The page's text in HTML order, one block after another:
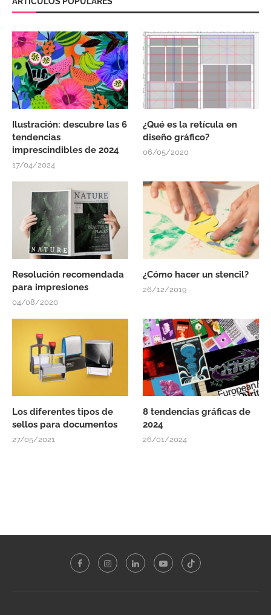
Ilustración: descubre las 6
tendencias
imprescindibles de 2024
17/04/2024
¿Qué es la retícula en
diseño gráfico?
06/05/2020
Resolución recomendada
para impresiones
04/08/2020
¿Cómo hacer un stencil?
26/12/2019
Los diferentes tipos de
sellos para documentos
27/05/2021
8 tendencias gráficas de
2024
26/01/2024